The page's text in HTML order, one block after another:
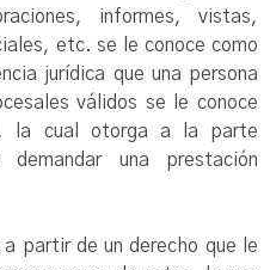
informes, vistas,
etc. se le conoce como
jurídica que una persona
válidos se le conoce
la cual otorga a la parte
una prestación
partir de un derecho que le